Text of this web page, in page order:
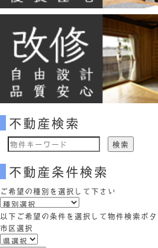
不動産検索
(キ
ー
ワ
ー
ド)
不動産条件検索
ご希望の種別を選択して下さい
以下ご希望の条件を選択して物件検索ボ
市区選択